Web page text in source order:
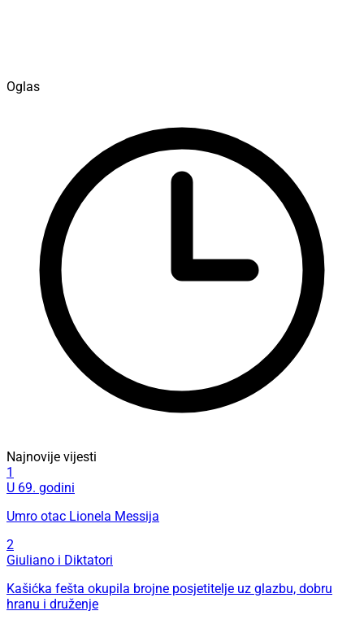
Oglas
Najnovije vijesti
1
U 69. godini
Umro otac Lionela Messija
2
Giuliano i Diktatori
Kašićka fešta okupila brojne posjetitelje uz glazbu, dobru
hranu i druženje